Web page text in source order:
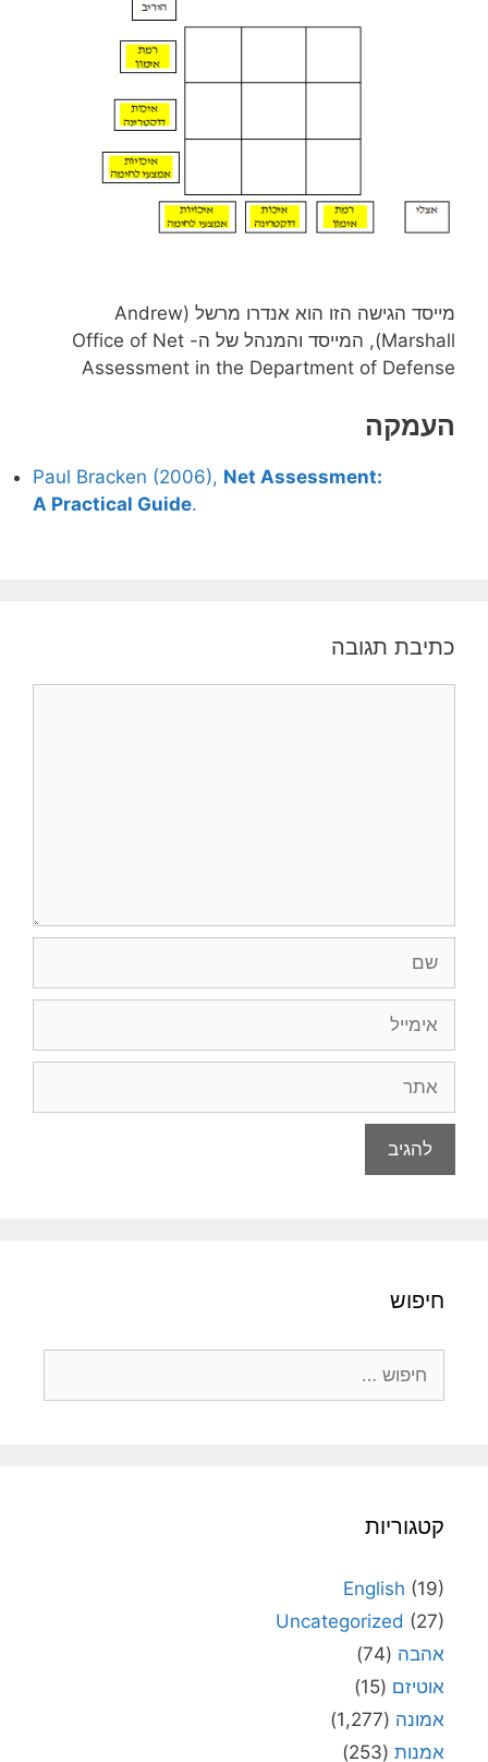
מייסד הגישה הזו הוא אנדרו מרשל (Andrew
Marshall), המייסד והמנהל של ה- Office of Net
Assessment in the Department of Defense
העמקה
Paul Bracken (2006), Net Assessment:
A Practical Guide.
כתיבת תגובה
חיפוש
קטגוריות
English (19)
Uncategorized (27)
אהבה (74)
אוטיזם (15)
אמונה (1,277)
אמנות (253)